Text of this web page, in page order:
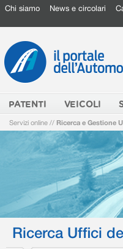
Chi siamo News e circolari
PATENTI VEICOLI
Servizi online // Ricerca e Gestione
Ricerca Uffici